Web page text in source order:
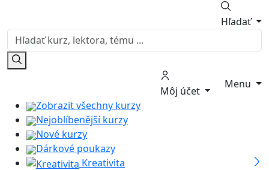
Hľadať
Môj účet
Menu
Zobrazit všechny kurzy
Nejoblíbenější kurzy
Nové kurzy
Dárkové poukazy
Kreativita